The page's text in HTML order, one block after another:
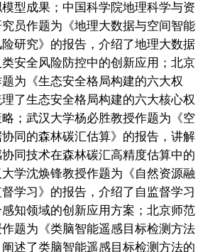
型成果；中国科学院地理科学与资
员作题为《地理大数据与空间智能
研究》的报告，介绍了地理大数据
安全风险防控中的创新应用；北京
为《生态安全格局构建的六大权
了生态安全格局构建的六大核心权
；武汉大学杨必胜教授作题为《空
同的森林碳汇估算》的报告，讲解
同技术在森林碳汇高精度估算中的
学沈焕锋教授作题为《自然资源融
学习》的报告，介绍了自监督学习
知领域的创新应用方案；北京师范
题为《类脑智能遥感目标检测方法
述了类脑智能遥感目标检测方法的